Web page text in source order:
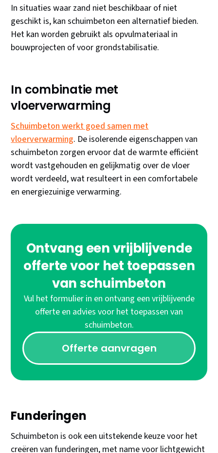
In situaties waar zand niet beschikbaar of niet
geschikt is, kan schuimbeton een alternatief bieden.
Het kan worden gebruikt als opvulmateriaal in
bouwprojecten of voor grondstabilisatie.
In combinatie met
vloerverwarming
Schuimbeton werkt goed samen met
vloerverwarming. De isolerende eigenschappen van
schuimbeton zorgen ervoor dat de warmte efficiënt
wordt vastgehouden en gelijkmatig over de vloer
wordt verdeeld, wat resulteert in een comfortabele
en energiezuinige verwarming.
Ontvang een vrijblijvende
offerte voor het toepassen
van schuimbeton
Vul het formulier in en ontvang een vrijblijvende
offerte en advies voor het toepassen van
schuimbeton.
Offerte aanvragen
Funderingen
Schuimbeton is ook een uitstekende keuze voor het
creëren van funderingen, met name voor lichtgewicht